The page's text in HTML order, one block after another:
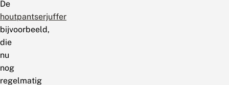
De
houtpantserjuffer
bijvoorbeeld,
die
nu
nog
regelmatig